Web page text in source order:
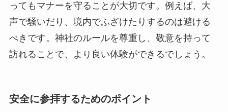
ってもマナーを守ることが大切です。例えば、大
声で騒いだり、境内でふざけたりするのは避ける
べきです。神社のルールを尊重し、敬意を持って
訪れることで、より良い体験ができるでしょう。
安全に参拝するためのポイント